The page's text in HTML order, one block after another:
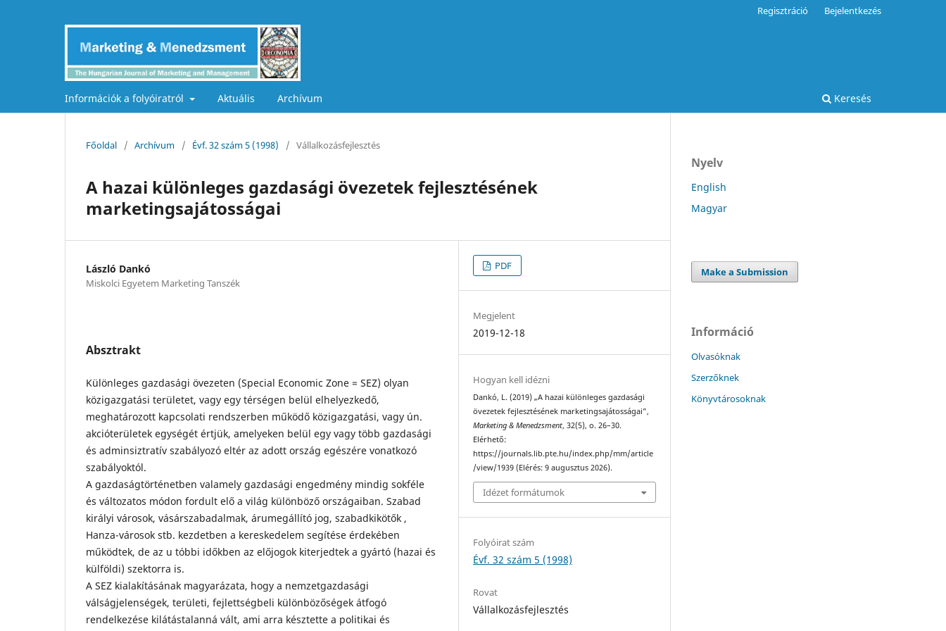
Információk a folyóiratról Aktuális Archívum Keresés
Regisztráció Bejelentkezés
Főoldal / Archívum / Évf. 32 szám 5 (1998) / Vállalkozásfejlesztés
A hazai különleges gazdasági övezetek fejlesztésének
marketingsajátosságai
László Dankó
Miskolci Egyetem Marketing Tanszék
Absztrakt
Különleges gazdasági övezeten (Special Economic Zone = SEZ) olyan
közigazgatási területet, vagy egy térségen belül elhelyezkedő,
meghatározott kapcsolati rendszerben működő közigazgatási, vagy ún.
akcióterületek egységét értjük, amelyeken belül egy vagy több gazdasági
és adminsiztratív szabályozó eltér az adott ország egészére vonatkozó
szabályoktól.
A gazdaságtörténetben valamely gazdasági engedmény mindig sokféle
és változatos módon fordult elő a világ különböző országaiban. Szabad
királyi városok, vásárszabadalmak, árumegállító jog, szabadkikötők ,
Hanza-városok stb. kezdetben a kereskedelem segítése érdekében
működtek, de az u tóbbi időkben az előjogok kiterjedtek a gyártó (hazai és
külföldi) szektorra is.
A SEZ kialakításának magyarázata, hogy a nemzetgazdasági
válságjelenségek, területi, fejlettségbeli különbözőségek átfogó
rendelkezése kilátástalanná vált, ami arra késztette a politikai és
PDF
Megjelent
2019-12-18
Hogyan kell idézni
Dankó, L. (2019) „A hazai különleges gazdasági
övezetek fejlesztésének marketingsajátosságai”,
Marketing & Menedzsment, 32(5), o. 26–30.
Elérhető:
https://journals.lib.pte.hu/index.php/mm/article
/view/1939 (Elérés: 9 augusztus 2026).
Idézet formátumok
Folyóirat szám
Évf. 32 szám 5 (1998)
Rovat
Vállalkozásfejlesztés
Nyelv
English
Magyar
Make a Submission
Információ
Olvasóknak
Szerzőknek
Könyvtárosoknak